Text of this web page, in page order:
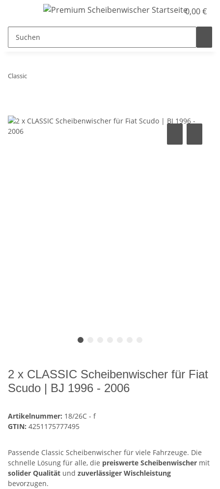
0,00 €
Classic
2 x CLASSIC Scheibenwischer für Fiat
Scudo | BJ 1996 - 2006
Artikelnummer: 18/26C - f
GTIN: 4251175777495
Passende Classic Scheibenwischer für viele Fahrzeuge. Die
schnelle Lösung für alle, die preiswerte Scheibenwischer mit
solider Qualität und zuverlässiger Wischleistung
bevorzugen.